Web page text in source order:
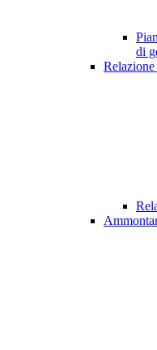
di